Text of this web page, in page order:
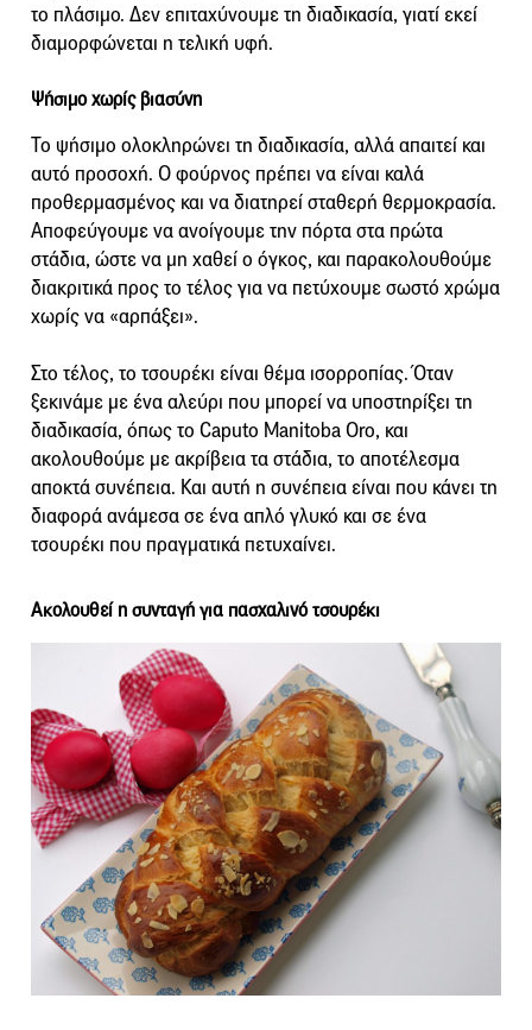
το πλάσιμο. Δεν επιταχύνουμε τη διαδικασία, γιατί εκεί
διαμορφώνεται η τελική υφή.
Ψήσιμο χωρίς βιασύνη
Το ψήσιμο ολοκληρώνει τη διαδικασία, αλλά απαιτεί και
αυτό προσοχή. Ο φούρνος πρέπει να είναι καλά
προθερμασμένος και να διατηρεί σταθερή θερμοκρασία.
Αποφεύγουμε να ανοίγουμε την πόρτα στα πρώτα
στάδια, ώστε να μη χαθεί ο όγκος, και παρακολουθούμε
διακριτικά προς το τέλος για να πετύχουμε σωστό χρώμα
χωρίς να «αρπάξει».
Στο τέλος, το τσουρέκι είναι θέμα ισορροπίας. Όταν
ξεκινάμε με ένα αλεύρι που μπορεί να υποστηρίξει τη
διαδικασία, όπως το Caputo Manitoba Oro, και
ακολουθούμε με ακρίβεια τα στάδια, το αποτέλεσμα
αποκτά συνέπεια. Και αυτή η συνέπεια είναι που κάνει τη
διαφορά ανάμεσα σε ένα απλό γλυκό και σε ένα
τσουρέκι που πραγματικά πετυχαίνει.
Ακολουθεί η συνταγή για πασχαλινό τσουρέκι